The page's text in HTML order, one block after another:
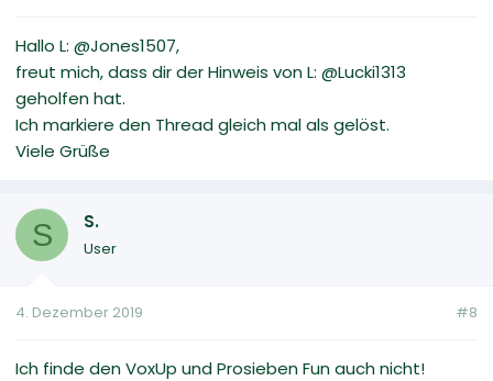
Hallo L: @Jones1507,
freut mich, dass dir der Hinweis von L: @Lucki1313
geholfen hat.
Ich markiere den Thread gleich mal als gelöst.
Viele Grüße
S S.
User
4. Dezember 2019 #8
Ich finde den VoxUp und Prosieben Fun auch nicht!